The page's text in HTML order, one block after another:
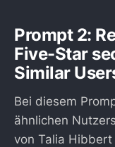
Prompt 2:
Five-Star
Similar
Bei diesem
ähnlichen
von Talia